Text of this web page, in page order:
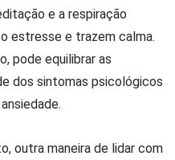
e a respiração
estresse e trazem calma.
pode equilibrar as
dos sintomas psicológicos
outra maneira de lidar com